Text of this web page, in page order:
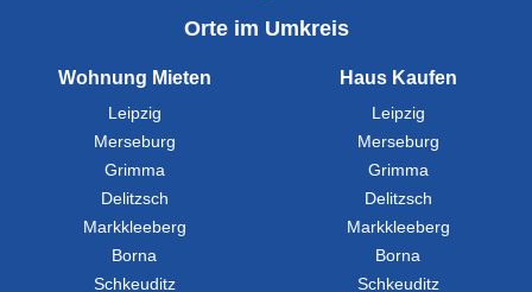
Orte im Umkreis
Wohnung Mieten
Leipzig
Merseburg
Grimma
Delitzsch
Markkleeberg
Borna
Schkeuditz
Haus Kaufen
Leipzig
Merseburg
Grimma
Delitzsch
Markkleeberg
Borna
Schkeuditz